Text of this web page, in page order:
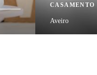
CASAMENTO
Aveiro